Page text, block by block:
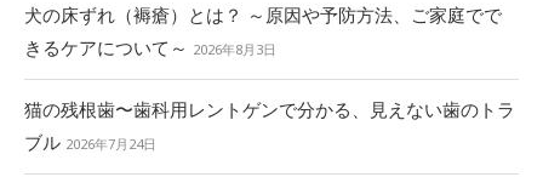
犬の床ずれ（褥瘡）とは？ ～原因や予防方法、ご家庭でで
きるケアについて～ 2026年8月3日
猫の残根歯〜歯科用レントゲンで分かる、見えない歯のトラ
ブル 2026年7月24日